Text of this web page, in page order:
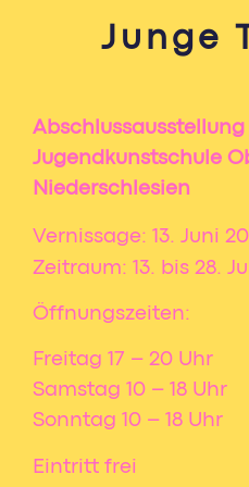
Junge
Jugendkunstschule
Niederschlesien
Vernissage: 13. Juni
Zeitraum: 13. bis 28.
Öffnungszeiten:
Freitag 17 – 20 Uhr
Samstag 10 – 18 Uhr
Sonntag 10 – 18 Uhr
Eintritt frei